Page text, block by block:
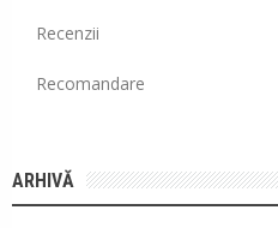
Recenzii
Recomandare
ARHIVĂ